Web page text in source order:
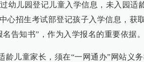
幼儿园登记儿童入学信息，未入园适
心招生考试部登记孩子入学信息，获取
告知书”，作为入学报名的重要依据。
龄儿童家长，须在“一网通办”网站义